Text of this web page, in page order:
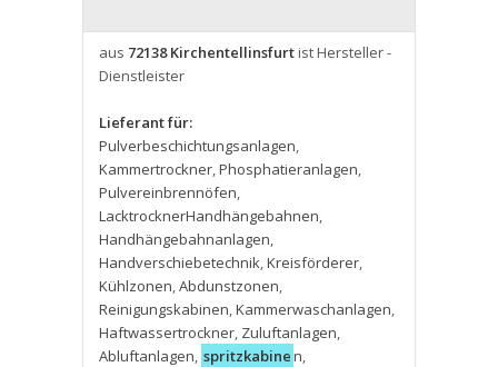
aus 72138 Kirchentellinsfurtist Hersteller -
Dienstleister
Lieferant für:
Pulverbeschichtungsanlagen,
Kammertrockner,Phosphatieranlagen,
Pulvereinbrennöfen,
LacktrocknerHandhängebahnen,
Handhängebahnanlagen,
Handverschiebetechnik,Kreisförderer,
Kühlzonen,Abdunstzonen,
Reinigungskabinen,Kammerwaschanlagen,
Haftwassertrockner, Zuluftanlagen,
Abluftanlagen, spritzkabinen,